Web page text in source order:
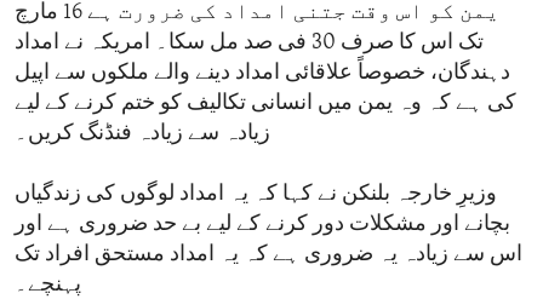
یمن کو اس وقت جتنی امداد کی ضرورت ہے 16 مارچ
تک اس کا صرف 30 فی صد مل سکا۔ امریکہ نے امداد
دہندگان، خصوصاً علاقائی امداد دینے والے ملکوں سے اپیل
کی ہے کہ وہ یمن میں انسانی تکالیف کو ختم کرنے کے لیے
زیادہ سے زیادہ فنڈنگ کریں۔
وزیرِ خارجہ بلنکن نے کہا کہ یہ امداد لوگوں کی زندگیاں
بچانے اور مشکلات دور کرنے کے لیے بے حد ضروری ہے اور
اس سے زیادہ یہ ضروری ہے کہ یہ امداد مستحق افراد تک
پہنچے۔